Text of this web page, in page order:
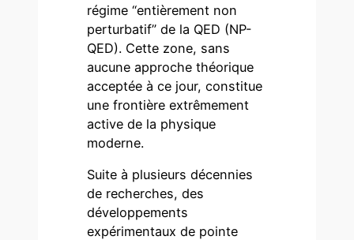
régime “entièrement non
perturbatif” de la QED (NP-
QED). Cette zone, sans
aucune approche théorique
acceptée à ce jour, constitue
une frontière extrêmement
active de la physique
moderne.
Suite à plusieurs décennies
de recherches, des
développements
expérimentaux de pointe